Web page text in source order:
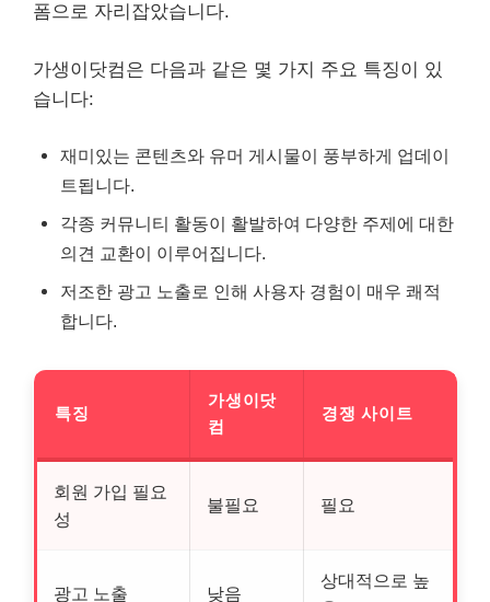
폼으로 자리잡았습니다.
가생이닷컴은 다음과 같은 몇 가지 주요 특징이 있
습니다:
재미있는 콘텐츠와 유머 게시물이 풍부하게 업데이
트됩니다.
각종 커뮤니티 활동이 활발하여 다양한 주제에 대한
의견 교환이 이루어집니다.
저조한 광고 노출로 인해 사용자 경험이 매우 쾌적
합니다.
특징
가생이닷
컴
경쟁 사이트
회원 가입 필요
성
불필요 필요
광고 노출 낮음
상대적으로 높